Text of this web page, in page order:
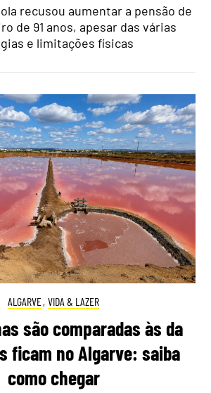
recusou aumentar a pensão de
de 91 anos, apesar das várias
e limitações físicas
ALGARVE, VIDA & LAZER
são comparadas às da
ficam no Algarve: saiba
como chegar